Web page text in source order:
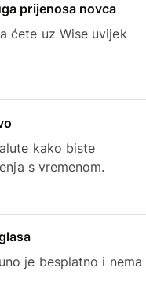
prijenosa novca
ćete uz Wise uvijek
kako biste
s vremenom.
je besplatno i nema